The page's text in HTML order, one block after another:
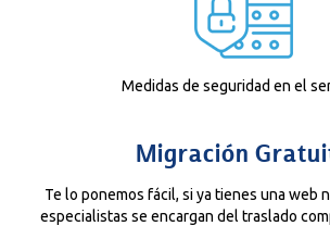
Medidas de seguridad en el
Migración
Te lo ponemos fácil, si ya tienes una web
especialistas se encargan del traslado